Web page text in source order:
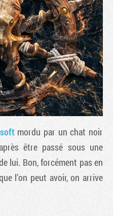
mordu par un chat noir
être passé sous une
lui. Bon, forcément pas en
l’on peut avoir, on arrive